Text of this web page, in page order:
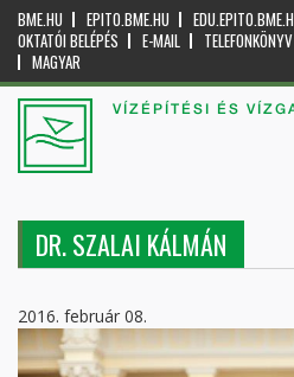
BME.HU EPITO.BME.HU
OKTATÓI BELÉPÉS
E-MAIL TELEFONKÖNYV
MAGYAR
VÍZÉPÍTÉSI ÉS
DR. SZALAI KÁLMÁN
2016. február 08.